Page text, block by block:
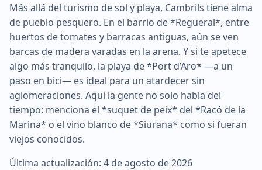
Más allá del turismo de sol y playa, Cambrils tiene alma
de pueblo pesquero. En el barrio de *Regueral*, entre
huertos de tomates y barracas antiguas, aún se ven
barcas de madera varadas en la arena. Y si te apetece
algo más tranquilo, la playa de *Port d’Aro* —a un
paso en bici— es ideal para un atardecer sin
aglomeraciones. Aquí la gente no solo habla del
tiempo: menciona el *suquet de peix* del *Racó de la
Marina* o el vino blanco de *Siurana* como si fueran
viejos conocidos.
Última actualización: 4 de agosto de 2026